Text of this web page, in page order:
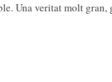
Una veritat molt gran,